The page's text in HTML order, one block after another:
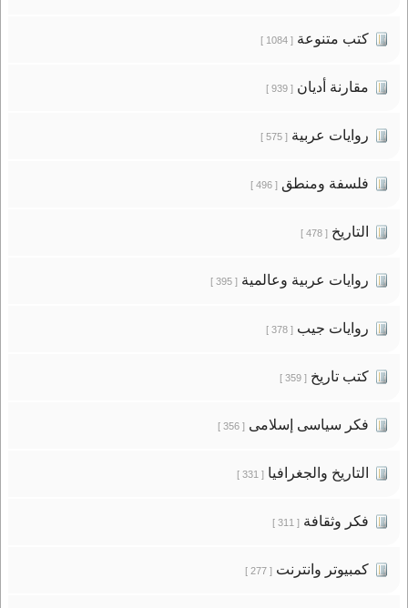
كتب متنوعة[ 1084 ]
مقارنة أديان[ 939 ]
روايات عربية[ 575 ]
فلسفة ومنطق[ 496 ]
التاريخ[ 478 ]
روايات عربية وعالمية[ 395 ]
روايات جيب[ 378 ]
كتب تاريخ[ 359 ]
فكر سياسى إسلامى[ 356 ]
التاريخ والجغرافيا[ 331 ]
فكر وثقافة[ 311 ]
كمبيوتر وانترنت[ 277 ]